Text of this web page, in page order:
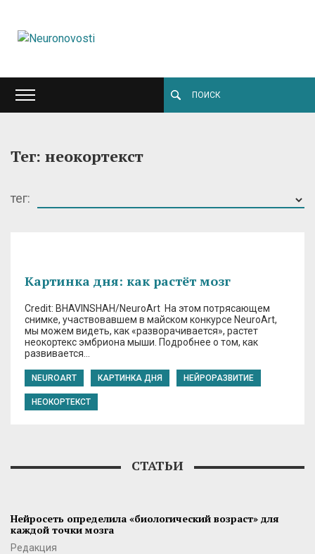
Тег: неокортекст
тег:
Картинка дня: как растёт мозг
Credit: BHAVINSHAH/NeuroArt На этом потрясающем
снимке, участвовавшем в майском конкурсе NeuroArt,
мы можем видеть, как «разворачивается», растет
неокортекс эмбриона мыши. Подробнее о том, как
развивается…
NEUROART КАРТИНКА ДНЯ НЕЙРОРАЗВИТИЕ
НЕОКОРТЕКСТ
СТАТЬИ
Нейросеть определила «биологический возраст» для
каждой точки мозга
Редакция